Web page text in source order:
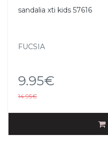
sandalia xti kids 57616
FUCSIA
9.95€
14.95€